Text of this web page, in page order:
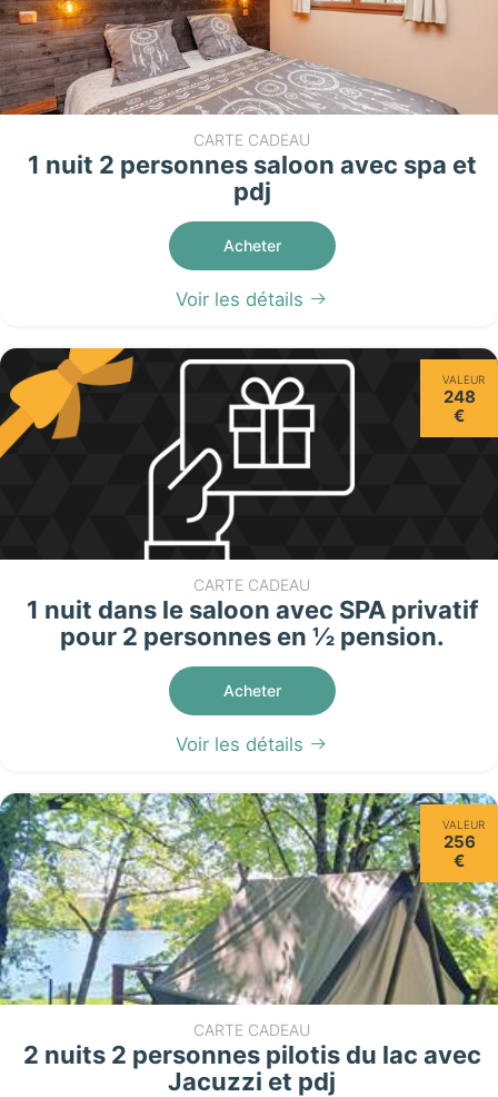
CARTE CADEAU
1 nuit 2 personnes saloon avec spa et
pdj
Acheter
Voir les détails
VALEUR
248
€
CARTE CADEAU
1 nuit dans le saloon avec SPA privatif
pour 2 personnes en ½ pension.
Acheter
Voir les détails
VALEUR
256
€
CARTE CADEAU
2 nuits 2 personnes pilotis du lac avec
Jacuzzi et pdj